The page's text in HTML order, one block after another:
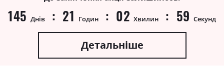
145 Днів 21 Годин 02 Хвилин 58 Секунд
Детальніше